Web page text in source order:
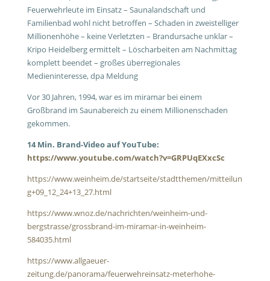
Feuerwehrleute im Einsatz – Saunalandschaft und
Familienbad wohl nicht betroffen – Schaden in zweistelliger
Millionenhöhe – keine Verletzten – Brandursache unklar –
Kripo Heidelberg ermittelt – Löscharbeiten am Nachmittag
komplett beendet – großes überregionales
Medieninteresse, dpa Meldung
Vor 30 Jahren, 1994, war es im miramar bei einem
Großbrand im Saunabereich zu einem Millionenschaden
gekommen.
14 Min. Brand-Video auf YouTube:
https://www.youtube.com/watch?v=GRPUqEXxcSc
https://www.weinheim.de/startseite/stadtthemen/mitteilun
g+09_12_24+13_27.html
https://www.wnoz.de/nachrichten/weinheim-und-
bergstrasse/grossbrand-im-miramar-in-weinheim-
584035.html
https://www.allgaeuer-
zeitung.de/panorama/feuerwehreinsatz-meterhohe-